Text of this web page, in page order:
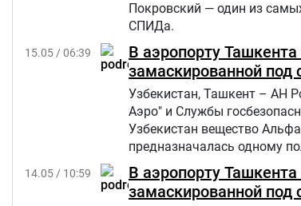
Покровский — один из
СПИДа.
15.05 / 06:39
В аэропорту
замаскированной под
Узбекистан, Ташкент – АН
Аэро" и Службы
Узбекистан вещество
предназначалась одному
14.05 / 10:59
В аэропорту
замаскированной под